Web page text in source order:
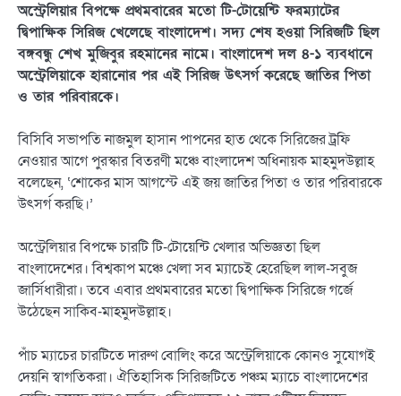
অস্ট্রেলিয়ার বিপক্ষে প্রথমবারের মতো টি-টোয়েন্টি ফরম্যাটের
দ্বিপাক্ষিক সিরিজ খেলেছে বাংলাদেশ। সদ্য শেষ হওয়া সিরিজটি ছিল
বঙ্গবন্ধু শেখ মুজিবুর রহমানের নামে। বাংলাদেশ দল ৪-১ ব্যবধানে
অস্ট্রেলিয়াকে হারানোর পর এই সিরিজ উৎসর্গ করেছে জাতির পিতা
ও তার পরিবারকে।
বিসিবি সভাপতি নাজমুল হাসান পাপনের হাত থেকে সিরিজের ট্রফি
নেওয়ার আগে পুরস্কার বিতরণী মঞ্চে বাংলাদেশ অধিনায়ক মাহমুদউল্লাহ
বলেছেন, ‘শোকের মাস আগস্টে এই জয় জাতির পিতা ও তার পরিবারকে
উৎসর্গ করছি।’
অস্ট্রেলিয়ার বিপক্ষে চারটি টি-টোয়েন্টি খেলার অভিজ্ঞতা ছিল
বাংলাদেশের। বিশ্বকাপ মঞ্চে খেলা সব ম্যাচেই হেরেছিল লাল-সবুজ
জার্সিধারীরা। তবে এবার প্রথমবারের মতো দ্বিপাক্ষিক সিরিজে গর্জে
উঠেছেন সাকিব-মাহমুদউল্লাহ।
পাঁচ ম্যাচের চারটিতে দারুণ বোলিং করে অস্ট্রেলিয়াকে কোনও সুযোগই
দেয়নি স্বাগতিকরা। ঐতিহাসিক সিরিজটিতে পঞ্চম ম্যাচে বাংলাদেশের